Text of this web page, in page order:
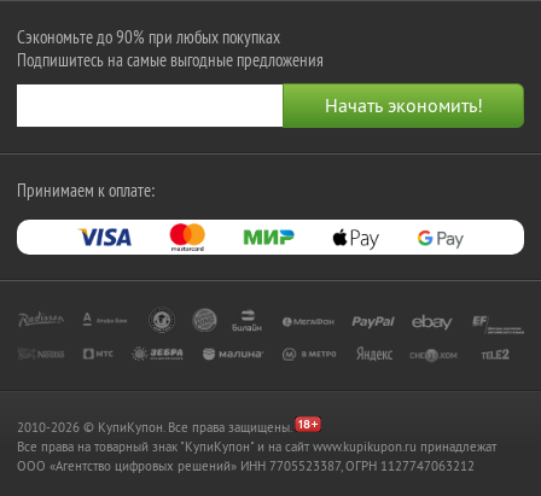
Сэкономьте до 90% при любых покупках
Подпишитесь на самые выгодные предложения
Принимаем к оплате:
2010-2026 © КупиКупон. Все права защищены.
Все права на товарный знак "КупиКупон" и на сайт www.kupikupon.ru принадлежат
OOO «Агентство цифровых решений» ИНН 7705523387, ОГРН 1127747063212